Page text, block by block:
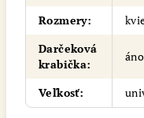
Rozmery:
Darčeková
krabička:
áno
Veľkosť: